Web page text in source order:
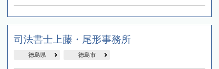
司法書士上藤・尾形事務所
徳島県 徳島市